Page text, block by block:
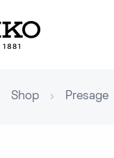
Shop Presage